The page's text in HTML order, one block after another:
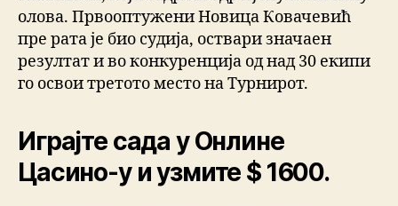
олова. Првооптужени Новица Ковачевић
пре рата је био судија, оствари значаен
резултат и во конкуренција од над 30 екипи
го освои третото место на Турнирот.
Играјте сада у Онлине
Цасино-у и узмите $ 1600.